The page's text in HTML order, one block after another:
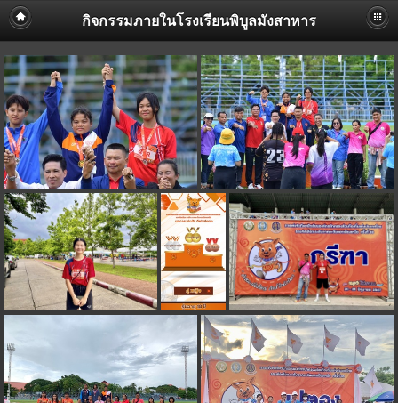
กิจกรรมภายในโรงเรียนพิบูลมังสาหาร